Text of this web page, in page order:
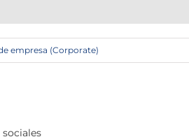
empresa (Corporate)